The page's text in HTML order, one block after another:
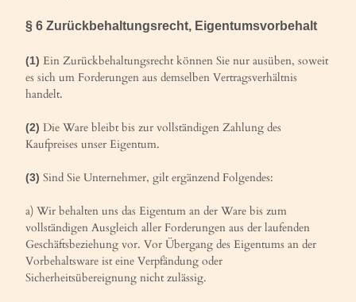
§ 6 Zurückbehaltungsrecht, Eigentumsvorbehalt
(1) Ein Zurückbehaltungsrecht können Sie nur ausüben, soweit
es sich um Forderungen aus demselben Vertragsverhältnis
handelt.
(2) Die Ware bleibt bis zur vollständigen Zahlung des
Kaufpreises unser Eigentum.
(3) Sind Sie Unternehmer, gilt ergänzend Folgendes:
a) Wir behalten uns das Eigentum an der Ware bis zum
vollständigen Ausgleich aller Forderungen aus der laufenden
Geschäftsbeziehung vor. Vor Übergang des Eigentums an der
Vorbehaltsware ist eine Verpfändung oder
Sicherheitsübereignung nicht zulässig.